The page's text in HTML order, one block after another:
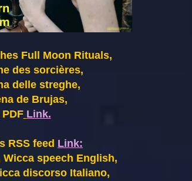
Full Moon Rituals,
des sorcières,
delle streghe,
de Brujas,
Link.
RSS feed Link:
speech English,
discorso Italiano,